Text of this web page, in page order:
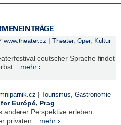
www.theater.cz | Theater, Oper, Kultur
deutscher Sprache findet
mehr ›
| Tourismus, Gastronomie
Európé, Prag
anderer Perspektive erleben:
privaten... mehr ›